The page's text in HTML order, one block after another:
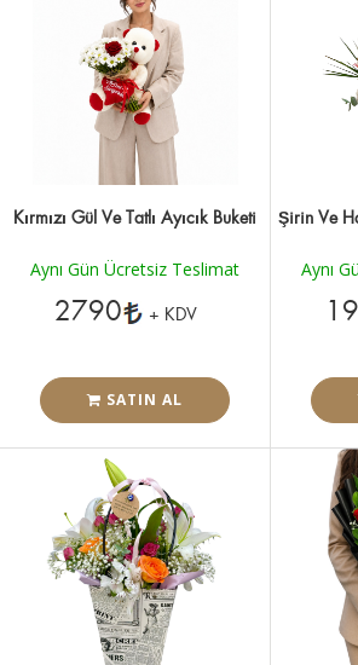
Kırmızı Gül Ve Tatlı Ayıcık Buketi
Aynı Gün Ücretsiz Teslimat
2790 + KDV
SATIN AL
Şirin Ve
Aynı